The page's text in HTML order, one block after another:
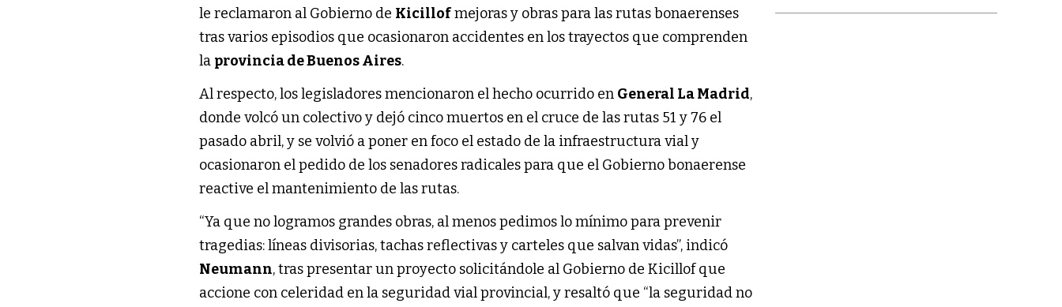
le reclamaron al Gobierno de Kicillofmejoras y obras para las rutas bonaerenses
tras varios episodios que ocasionaron accidentes en los trayectos que comprenden
la provincia de Buenos Aires.
Al respecto, los legisladores mencionaron el hecho ocurrido en General La Madrid,
donde volcó un colectivo y dejó cinco muertos en el cruce de las rutas 51 y 76 el
pasado abril, y se volvió a poner en foco el estado de la infraestructura vial y
ocasionaron el pedido de los senadores radicales para que el Gobierno bonaerense
reactive el mantenimiento de las rutas.
“Ya que no logramos grandes obras, al menos pedimos lo mínimo para prevenir
tragedias: líneas divisorias, tachas reflectivas y carteles que salvan vidas”, indicó
Neumann, tras presentar un proyecto solicitándole al Gobierno de Kicillof que
accione con celeridad en la seguridad vial provincial, y resaltó que “la seguridad no